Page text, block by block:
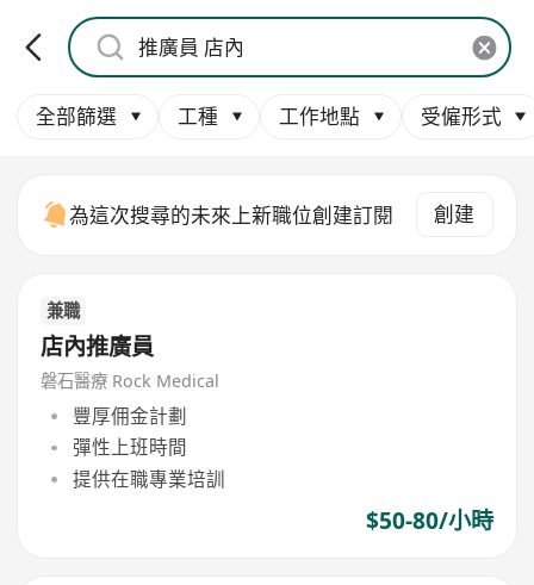
全部篩選 工種 工作地點 受僱形式
為這次搜尋的未來上新職位創建訂閱 創建
兼職
店內推廣員
磐石醫療 Rock Medical
豐厚佣金計劃
彈性上班時間
提供在職專業培訓
$50-80/小時